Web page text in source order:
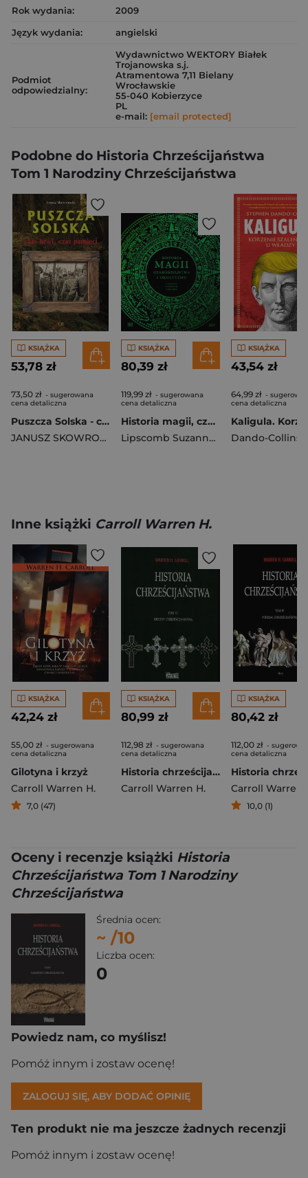
Rok wydania:
2009
Język wydania:
angielski
Podmiot
odpowiedzialny:
Wydawnictwo WEKTORY Białek
Trojanowska s.j.
Atramentowa 7,11 Bielany
Wrocławskie
55-040 Kobierzyce
PL
e-mail: [email protected]
Podobne do Historia Chrześcijaństwa
Tom 1 Narodziny Chrześcijaństwa
KSIĄŻKA
53,78 zł
73,50 zł - sugerowana
cena detaliczna
Puszcza Solska - czas krwi, czas pamięci
JANUSZ SKOWROŃSKI
KSIĄŻKA
80,39 zł
119,99 zł - sugerowana
cena detaliczna
Historia magii, czarodziejstwa i okultyzmu
Lipscomb Suzannah
Thomas Cussans
KSIĄŻKA
43,54 zł
64,99 zł -
cena detaliczna
Inne książki Carroll Warren H.
KSIĄŻKA
42,24 zł
55,00 zł - sugerowana
cena detaliczna
Gilotyna i krzyż
Carroll Warren H.
7,0 (47)
KSIĄŻKA
80,99 zł
112,98 zł - sugerowana
cena detaliczna
Historia chrześcijaństwa Tom 6 Kryzys chrześcijaństwa
Carroll Warren H.
KSIĄŻKA
80,42 zł
112,00 zł -
cena detaliczna
Carroll Warren
10,0 (1)
Oceny i recenzje książki Historia
Chrześcijaństwa Tom 1 Narodziny
Chrześcijaństwa
Średnia ocen:
~ /10
Liczba ocen:
0
Powiedz nam, co myślisz!
Pomóż innym i zostaw ocenę!
ZALOGUJ SIĘ, ABY DODAĆ OPINIĘ
Ten produkt nie ma jeszcze żadnych recenzji
Pomóż innym i zostaw ocenę!